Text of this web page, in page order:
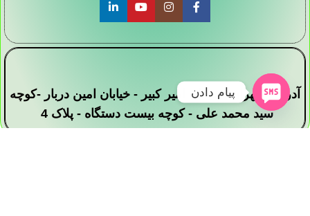
آدرس : تهران - خیابان امیر کبیر - خیابان امین دربار -کوچه
سید محمد علی - کوچه بیست دستگاه - پلاک 4
پیام دادن